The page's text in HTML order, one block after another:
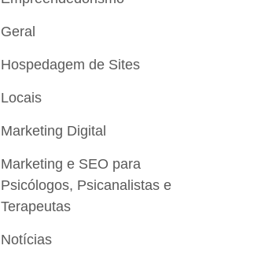
Geral
Hospedagem de Sites
Locais
Marketing Digital
Marketing e SEO para
Psicólogos, Psicanalistas e
Terapeutas
Notícias